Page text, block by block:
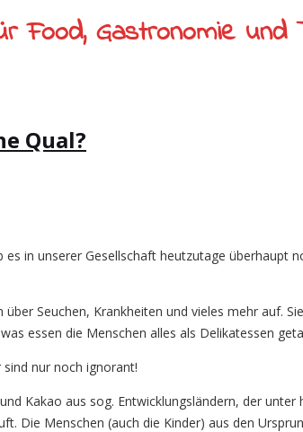
Food, Gastronomie und
Qual?
in unserer Gesellschaft heutzutage überhaupt
über Seuchen, Krankheiten und vieles mehr auf.
essen die Menschen alles als Delikatessen
nur noch ignorant!
Kakao aus sog. Entwicklungsländern, der
Die Menschen (auch die Kinder) aus den